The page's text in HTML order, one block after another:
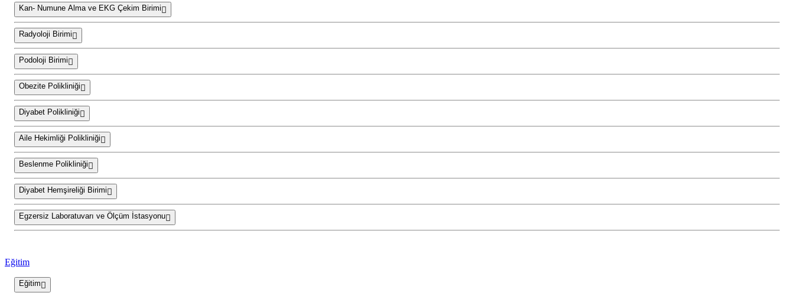
Kan- Numune Alma ve EKG Çekim Birimi
Radyoloji Birimi
Podoloji Birimi
Obezite Polikliniği
Diyabet Polikliniği
Aile Hekimliği Polikliniği
Beslenme Polikliniği
Diyabet Hemşireliği Birimi
Egzersiz Laboratuvarı ve Ölçüm İstasyonu
Eğitim
Eğitim